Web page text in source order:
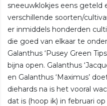
sneeuwklokjes eens geteld
verschillende soorten/
er inmiddels honderden
die goed van elkaar te
Galanthus ‘Pusey Green
bijna open. Galanthus
en Galanthus ‘Maximus’
diehards na is het vooral
dat is (hoop ik) in februari